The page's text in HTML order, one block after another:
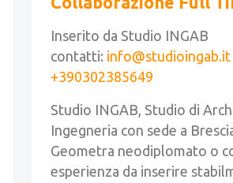
Inserito da Studio INGAB
contatti: info@studioingab.it
+390302385649
Studio INGAB, Studio di
Ingegneria con sede a
Geometra neodiplomato o
esperienza da inserire